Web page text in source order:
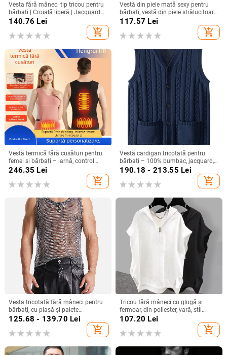
Vesta fără mâneci tip tricou pentru
bărbați | Croială liberă | Jacquard
tricot | Poliester 95% | Material
amestec bumbac | Vara relaxare |
Stil sport
140.76 Lei
add_shopping_cart
Vestă din piele mată sexy pentru
bărbați, vestă din piele strălucitoare,
fără mâneci, mărime exactă, fără
117.57 Lei
add_shopping_cart
Vestă termică fără cusături pentru
femei și bărbați – iarnă, control
inteligent al temperaturii
246.35 Lei
add_shopping_cart
Vestă cardigan tricotată pentru
bărbați – 100% bumbac, jacquard,
deschidere în față, croială slim,
190.18 - 213.55 Lei
add_shopping_cart
Vesta tricotată fără mâneci pentru
bărbați, cu plasă și paiete
strălucitoare, croi strâns, 80%
poliester, purtare zilnică de vară
125.68 - 139.70 Lei
add_shopping_cart
Tricou fără mâneci cu glugă și
fermoar, din poliester, vară, stil
coreean
107.20 Lei
add_shopping_cart